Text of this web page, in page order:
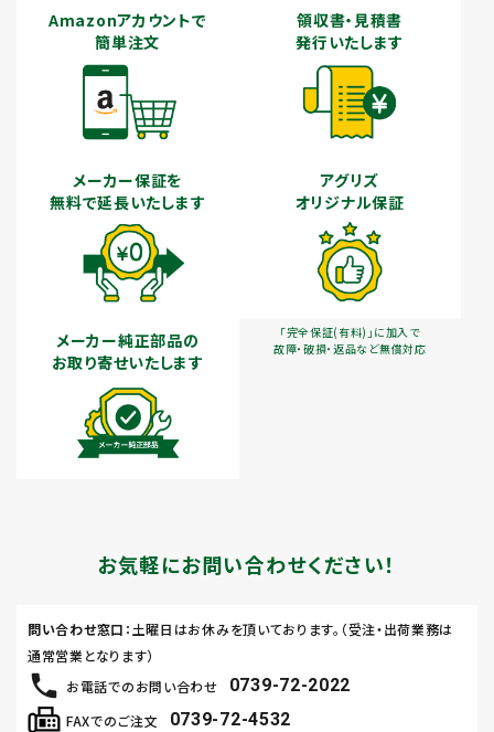
Amazonアカウントで
簡単注文
領収書・見積書
発行いたします
メーカー保証を
無料で延長いたします
アグリズ
オリジナル保証
「完全保証(有料)」に加入で
故障・破損・返品など無償対応
メーカー純正部品の
お取り寄せいたします
お気軽にお問い合わせください！
お電話でのお問い合わせ 0739-72-2022
FAXでのご注文 0739-72-4532
問い合わせ窓口 ：土曜日はお休みを頂いております。（受注・出荷業務は
通常営業となります）